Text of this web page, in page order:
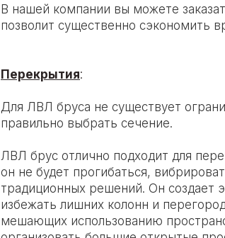
В нашей компании вы можете
позволит существенно сэкономить
Перекрытия:
Для ЛВЛ бруса не существует
правильно выбрать сечение.
ЛВЛ брус отлично подходит для
он не будет прогибаться,
традиционных решений. Он создает
избежать лишних колонн и
мешающих использованию